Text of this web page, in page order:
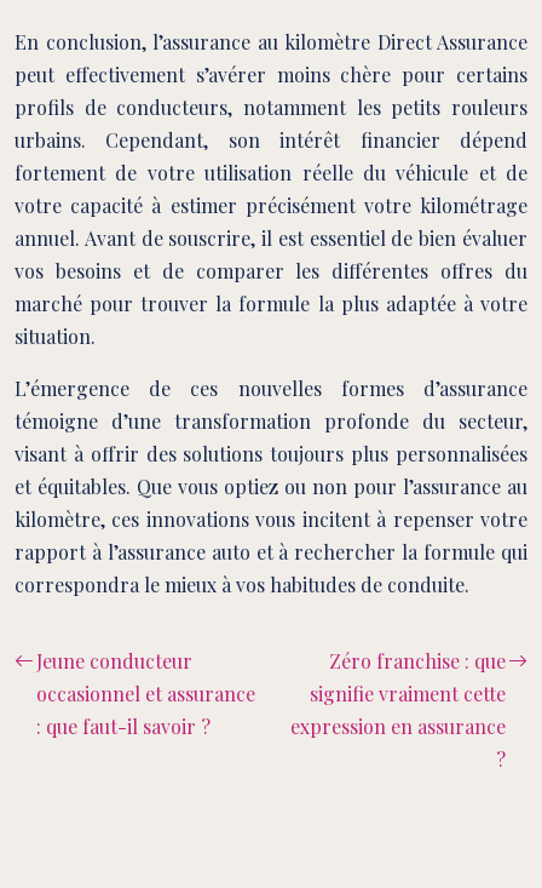
En conclusion, l’assurance au kilomètre Direct Assurance
peut effectivement s’avérer moins chère pour certains
profils de conducteurs, notamment les petits rouleurs
urbains. Cependant, son intérêt financier dépend
fortement de votre utilisation réelle du véhicule et de
votre capacité à estimer précisément votre kilométrage
annuel. Avant de souscrire, il est essentiel de bien évaluer
vos besoins et de comparer les différentes offres du
marché pour trouver la formule la plus adaptée à votre
situation.
L’émergence de ces nouvelles formes d’assurance
témoigne d’une transformation profonde du secteur,
visant à offrir des solutions toujours plus personnalisées
et équitables. Que vous optiez ou non pour l’assurance au
kilomètre, ces innovations vous incitent à repenser votre
rapport à l’assurance auto et à rechercher la formule qui
correspondra le mieux à vos habitudes de conduite.
Jeune conducteur
occasionnel et assurance
: que faut-il savoir ?
Zéro franchise : que
signifie vraiment cette
expression en assurance
?